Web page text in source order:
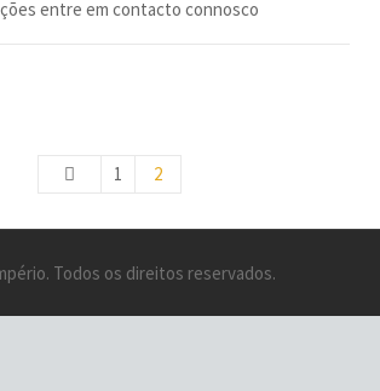
entre em contacto connosco
1 2
Todos os direitos reservados.